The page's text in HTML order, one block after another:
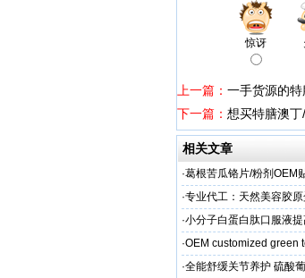
惊讶
上一篇： 一手货源的
下一篇： 想买特膳澳
相关文章
·葛根苦瓜铬片/粉剂OEM
·专业代工：天然美容胶
决方案，助力外贸客户全
·小分子白蛋白肽口服液
家直供
·OEM customized green
·全能舒缓关节养护 硫酸